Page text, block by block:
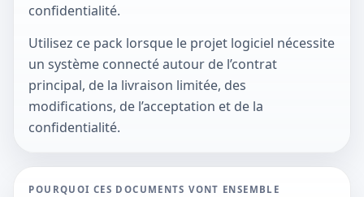
confidentialité.
Utilisez ce pack lorsque le projet logiciel nécessite
un système connecté autour de l’contrat
principal, de la livraison limitée, des
modifications, de l’acceptation et de la
confidentialité.
POURQUOI CES DOCUMENTS VONT ENSEMBLE